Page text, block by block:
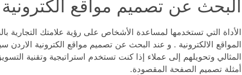
البحث عن تصميم مواقع الكترونية
الأداة التي تستخدمها لمساعدة الأشخاص على رؤية علامتك التجارية
المواقع الالكترونية . و عند البحث عن تصميم مواقع الكترونية
المثالي وتحويلهم إلى عملاء إذا كنت تستخدم استراتيجية وتقنية
أمثلة تصميم الصفحة المقصودة.